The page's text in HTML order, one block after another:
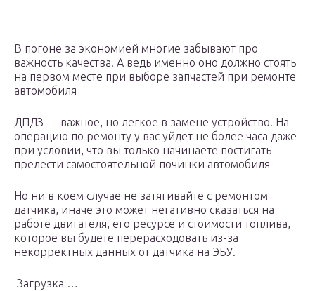
В погоне за экономией многие забывают про
важность качества. А ведь именно оно должно стоять
на первом месте при выборе запчастей при ремонте
автомобиля
ДПДЗ — важное, но легкое в замене устройство. На
операцию по ремонту у вас уйдет не более часа даже
при условии, что вы только начинаете постигать
прелести самостоятельной починки автомобиля
Но ни в коем случае не затягивайте с ремонтом
датчика, иначе это может негативно сказаться на
работе двигателя, его ресурсе и стоимости топлива,
которое вы будете перерасходовать из-за
некорректных данных от датчика на ЭБУ.
Загрузка …